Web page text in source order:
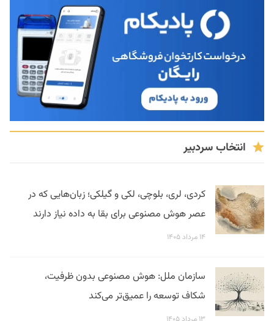
انتخاب سردبیر
کردی، لری، بلوچی، لکی و گیلکی؛ زبان‌هایی که در
عصر هوش مصنوعی برای بقا به داده نیاز دارند
۱۴ مرداد ۱۴۰۵
سازمان ملل: هوش مصنوعی بدون ظرفیت،
شکاف توسعه را عمیق‌تر می‌کند